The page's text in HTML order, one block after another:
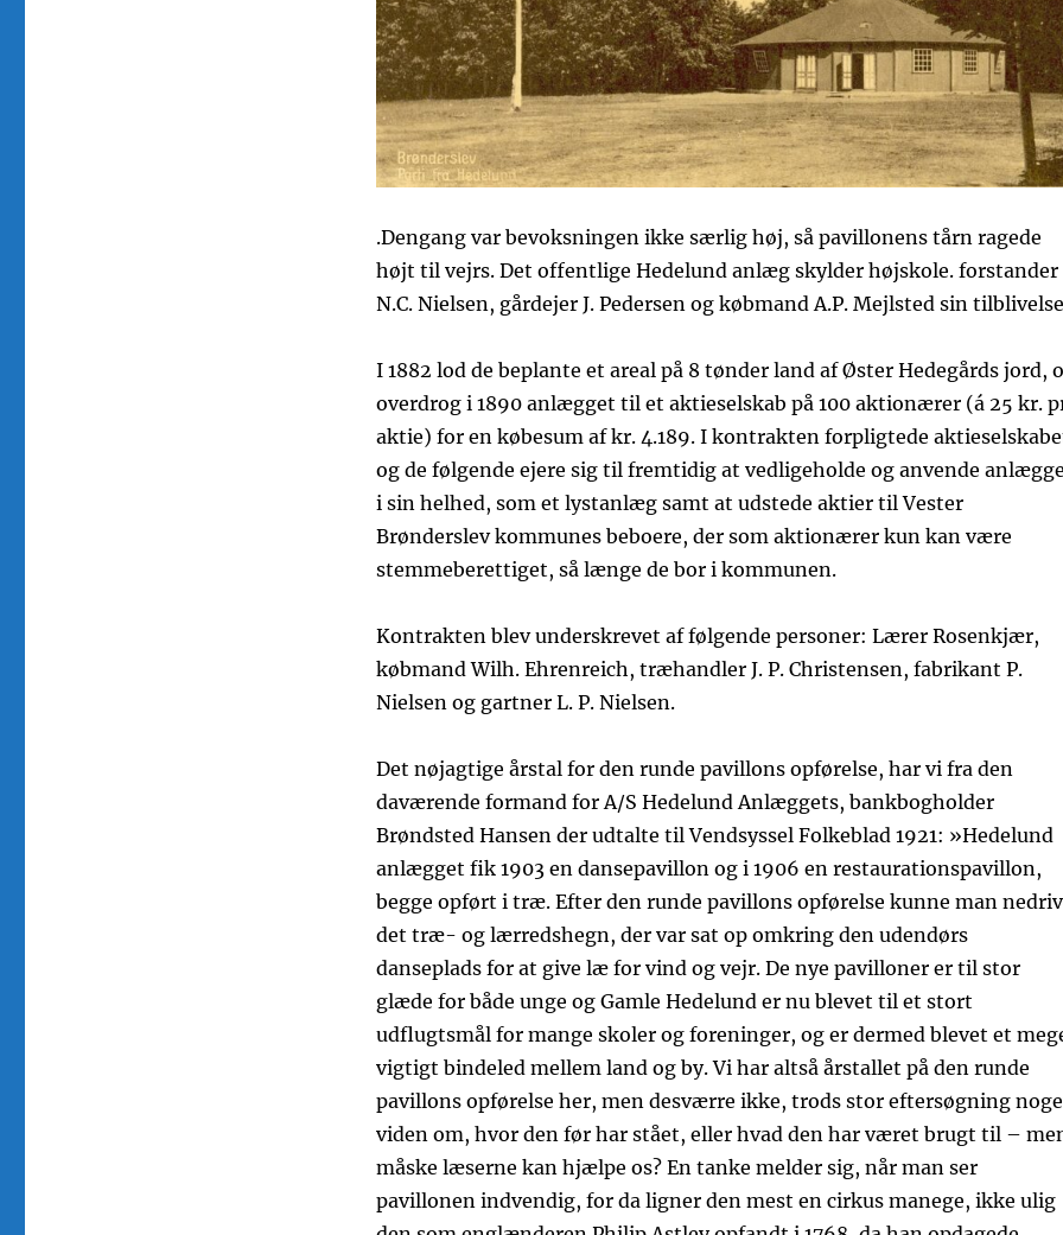
.Dengang var bevoksningen ikke særlig høj, så pavillonens tårn ragede
højt til vejrs. Det offentlige Hedelund anlæg skylder højskole. forstander
N.C. Nielsen, gårdejer J. Pedersen og købmand A.P. Mejlsted sin
I 1882 lod de beplante et areal på 8 tønder land af Øster Hedegårds jord,
overdrog i 1890 anlægget til et aktieselskab på 100 aktionærer (á 25 kr.
aktie) for en købesum af kr. 4.189. I kontrakten forpligtede
og de følgende ejere sig til fremtidig at vedligeholde og anvende
i sin helhed, som et lystanlæg samt at udstede aktier til Vester
Brønderslev kommunes beboere, der som aktionærer kun kan være
stemmeberettiget, så længe de bor i kommunen.
Kontrakten blev underskrevet af følgende personer: Lærer Rosenkjær,
købmand Wilh. Ehrenreich, træhandler J. P. Christensen, fabrikant P.
Nielsen og gartner L. P. Nielsen.
Det nøjagtige årstal for den runde pavillons opførelse, har vi fra den
daværende formand for A/S Hedelund Anlæggets, bankbogholder
Brøndsted Hansen der udtalte til Vendsyssel Folkeblad 1921: »Hedelund
anlægget fik 1903 en dansepavillon og i 1906 en restaurationspavillon,
begge opført i træ. Efter den runde pavillons opførelse kunne man
det træ- og lærredshegn, der var sat op omkring den udendørs
danseplads for at give læ for vind og vejr. De nye pavilloner er til stor
glæde for både unge og Gamle Hedelund er nu blevet til et stort
udflugtsmål for mange skoler og foreninger, og er dermed blevet et
vigtigt bindeled mellem land og by. Vi har altså årstallet på den runde
pavillons opførelse her, men desværre ikke, trods stor eftersøgning
viden om, hvor den før har stået, eller hvad den har været brugt til –
måske læserne kan hjælpe os? En tanke melder sig, når man ser
pavillonen indvendig, for da ligner den mest en cirkus manege, ikke ulig